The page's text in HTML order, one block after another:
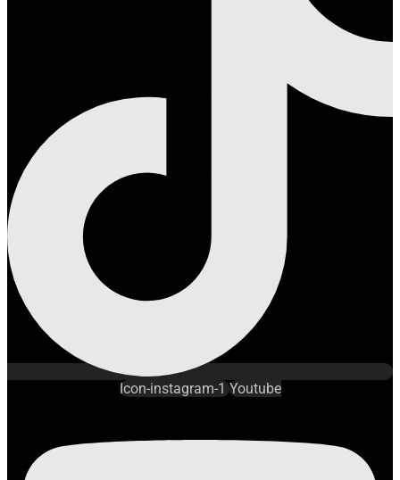
Icon-instagram-1 Youtube